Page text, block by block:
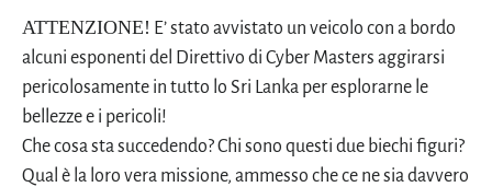
ATTENZIONE! E’ stato avvistato un veicolo con a bordo
alcuni esponenti del Direttivo di Cyber Masters aggirarsi
pericolosamente in tutto lo Sri Lanka per esplorarne le
bellezze e i pericoli!
Che cosa sta succedendo? Chi sono questi due biechi figuri?
Qual è la loro vera missione, ammesso che ce ne sia davvero